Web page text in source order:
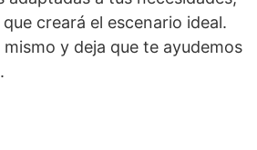
creará el escenario ideal.
mismo y deja que te ayudemos